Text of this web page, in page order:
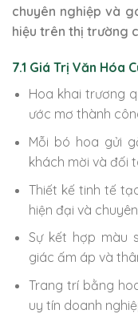
chuyên nghiệp và
hiệu trên thị trường
7.1 Giá Trị Văn Hóa
Hoa khai trương
ước mơ thành
Mỗi bó hoa gửi
khách mời và đối
Thiết kế tinh tế
hiện đại và
Sự kết hợp màu
giác ấm áp và
Trang trí bằng
uy tín doanh